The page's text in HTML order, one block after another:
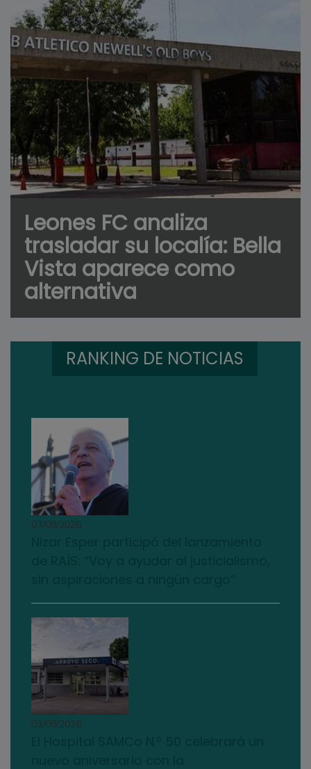
Leones FC analiza
trasladar su localía: Bella
Vista aparece como
alternativa
RANKING DE NOTICIAS
03/08/2026
03/08/2026